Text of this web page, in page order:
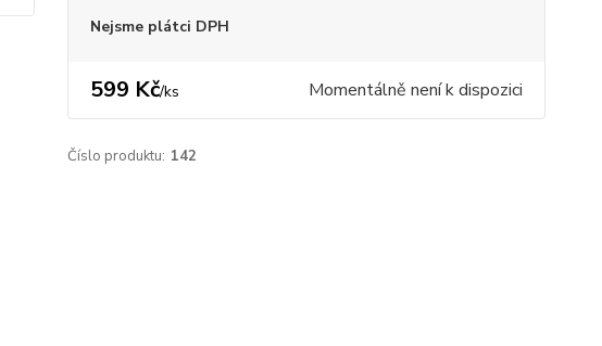
Nejsme plátci DPH
599 Kč/ks Momentálně není k dispozici
Číslo produktu: 142